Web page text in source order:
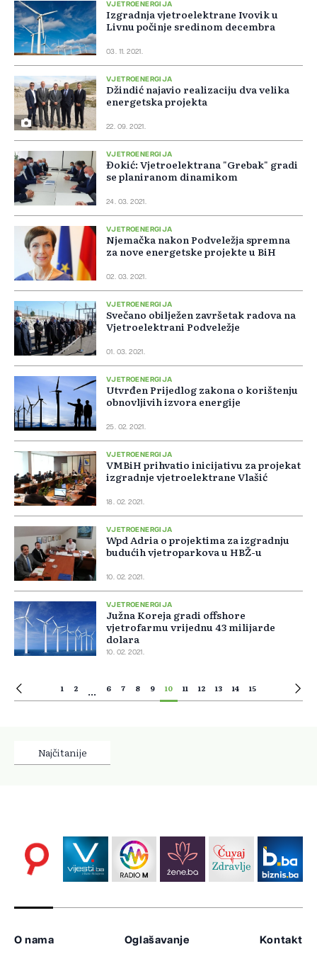
VJETROENERGIJA
Izgradnja vjetroelektrane Ivovik u
Livnu počinje sredinom decembra
03. 11. 2021.
VJETROENERGIJA
Džindić najavio realizaciju dva velika
energetska projekta
22. 09. 2021.
VJETROENERGIJA
Đokić: Vjetroelektrana "Grebak" gradi
se planiranom dinamikom
24. 03. 2021.
VJETROENERGIJA
Njemačka nakon Podveležja spremna
za nove energetske projekte u BiH
02. 03. 2021.
VJETROENERGIJA
Svečano obilježen završetak radova na
Vjetroelektrani Podveležje
01. 03. 2021.
VJETROENERGIJA
Utvrđen Prijedlog zakona o korištenju
obnovljivih izvora energije
25. 02. 2021.
VJETROENERGIJA
VMBiH prihvatio inicijativu za projekat
izgradnje vjetroelektrane Vlašić
18. 02. 2021.
VJETROENERGIJA
Wpd Adria o projektima za izgradnju
budućih vjetroparkova u HBŽ-u
10. 02. 2021.
VJETROENERGIJA
Južna Koreja gradi offshore
vjetrofarmu vrijednu 43 milijarde
dolara
10. 02. 2021.
1 2 ... 6 7 8 9 10 11 12 13 14 15
Najčitanije
O nama Oglašavanje Kontakt